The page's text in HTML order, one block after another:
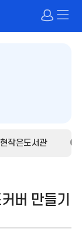
작은도서관 어
버 만들기